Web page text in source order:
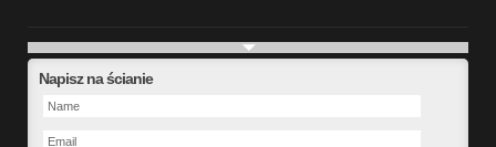
Future
Napisz na ścianie